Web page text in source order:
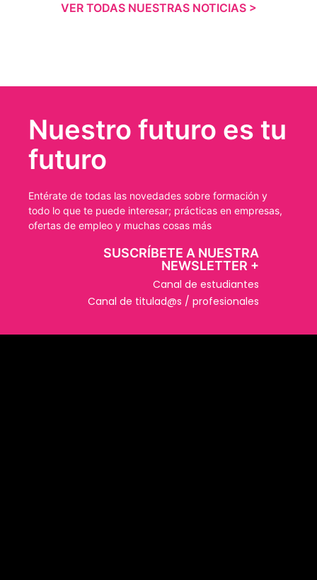
VER TODAS NUESTRAS NOTICIAS >
Nuestro futuro es tu
futuro
Entérate de todas las novedades sobre formación y
todo lo que te puede interesar; prácticas en empresas,
ofertas de empleo y muchas cosas más
SUSCRÍBETE A NUESTRA
NEWSLETTER +​
Canal de estudiantes
Canal de titulad@s / profesionales